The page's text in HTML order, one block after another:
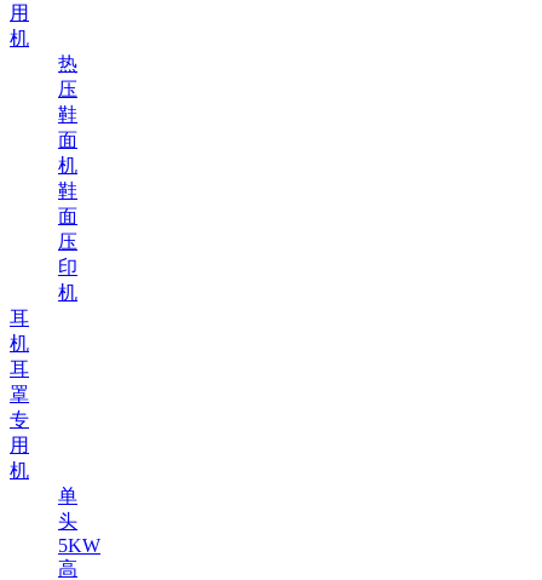
用
机
热
压
鞋
面
机
鞋
面
压
印
机
耳
机
耳
罩
专
用
机
单
头
5KW
高